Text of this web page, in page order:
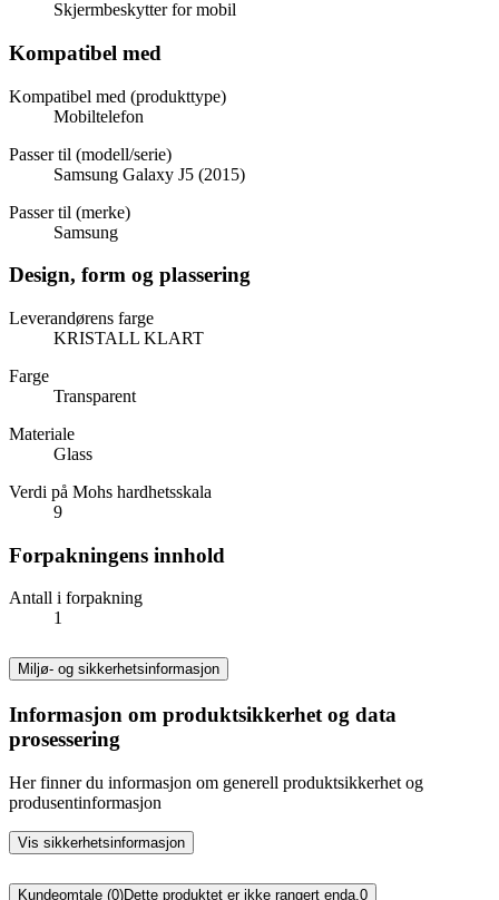
Skjermbeskytter for mobil
Kompatibel med
Kompatibel med (produkttype)
Mobiltelefon
Passer til (modell/serie)
Samsung Galaxy J5 (2015)
Passer til (merke)
Samsung
Design, form og plassering
Leverandørens farge
KRISTALL KLART
Farge
Transparent
Materiale
Glass
Verdi på Mohs hardhetsskala
9
Forpakningens innhold
Antall i forpakning
1
Miljø- og sikkerhetsinformasjon
Informasjon om produktsikkerhet og data
prosessering
Her finner du informasjon om generell produktsikkerhet og
produsentinformasjon
Vis sikkerhetsinformasjon
Kundeomtale (0)Dette produktet er ikke rangert enda. 0